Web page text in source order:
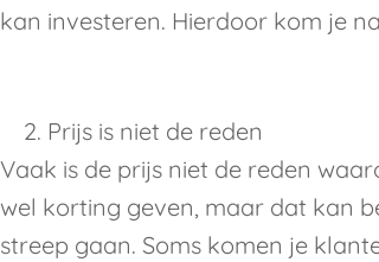
kan investeren. Hierdoor kom je
Prijs is niet de reden
Vaak is de prijs niet de reden
wel korting geven, maar dat kan
streep gaan. Soms komen je